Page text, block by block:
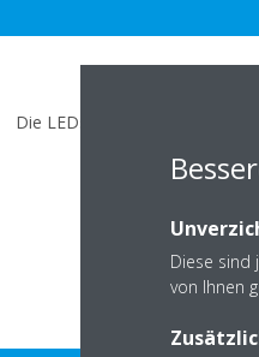
Die LEDs des Netzwerk-
Diese sind
von Ihnen